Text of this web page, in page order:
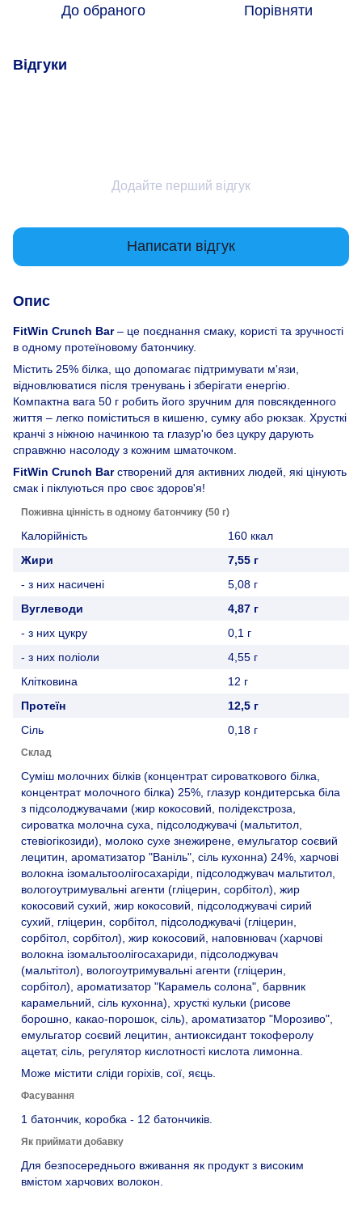
До обраного Порівняти
Відгуки
Додайте перший відгук
Написати відгук
Опис
FitWin Crunch Bar– це поєднання смаку, користі та зручності
в одному протеїновому батончику.
Містить 25% білка, що допомагає підтримувати м'язи,
відновлюватися після тренувань і зберігати енергію.
Компактна вага 50 г робить його зручним для повсякденного
життя – легко поміститься в кишеню, сумку або рюкзак. Хрусткі
кранчі з ніжною начинкою та глазур'ю без цукру дарують
справжню насолоду з кожним шматочком.
FitWin Crunch Barстворений для активних людей, які цінують
смак і піклуються про своє здоров'я!
Поживна цінність в одному батончику (50 г)
Калорійність
160 ккал
Жири
7,55 г
- з них насичені
5,08 г
Вуглеводи
4,87 г
- з них цукру
0,1 г
- з них поліоли
4,55 г
Клітковина
12 г
Протеїн
12,5 г
Сіль
0,18 г
Склад
Суміш молочних білків (концентрат сироваткового білка,
концентрат молочного білка) 25%, глазур кондитерська біла
з підсолоджувачами (жир кокосовий, полідекстроза,
сироватка молочна суха, підсолоджувачі (мальтитол,
стевіогікозиди), молоко сухе знежирене, емульгатор соєвий
лецитин, ароматизатор "Ваніль", сіль кухонна) 24%, харчові
волокна ізомальтоолігосахаріди, підсолоджувач мальтитол,
вологоутримувальні агенти (гліцерин, сорбітол), жир
кокосовий сухий, жир кокосовий, підсолоджувачі сирий
сухий, гліцерин, сорбітол, підсолоджувачі (гліцерин,
сорбітол, сорбітол), жир кокосовий, наповнювач (харчові
волокна ізомальтоолігосахариди, підсолоджувач
(мальтітол), вологоутримувальні агенти (гліцерин,
сорбітол), ароматизатор "Карамель солона", барвник
карамельний, сіль кухонна), хрусткі кульки (рисове
борошно, какао-порошок, сіль), ароматизатор "Морозиво",
емульгатор соєвий лецитин, антиоксидант токоферолу
ацетат, сіль, регулятор кислотності кислота лимонна.
Може містити сліди горіхів, сої, яєць.
Фасування
1 батончик, коробка - 12 батончиків.
Як приймати добавку
Для безпосереднього вживання як продукт з високим
вмістом харчових волокон.